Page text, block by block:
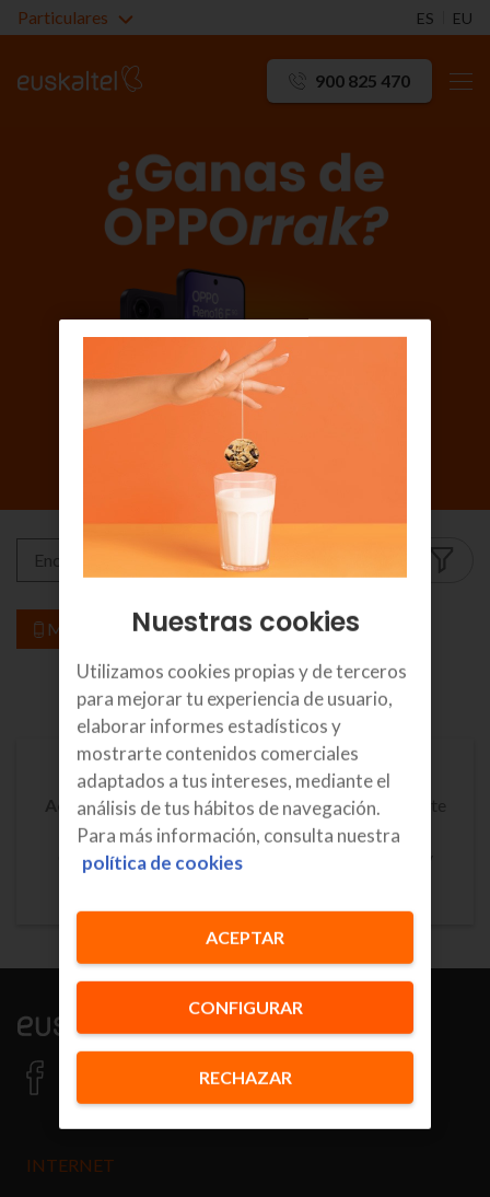
Particulares ES EU
900 825 470
Móvil TVs y otros
1 2
Información sobre objetos conectados (Data
Act.):Consultaaquí la información de cada fabricante
sobre los datos que generan sus Dispositivos
Conectados y cómo ejercer el derecho de acceso y
INTERNET
Nuestras cookies
Utilizamos cookies propias y de terceros
para mejorar tu experiencia de usuario,
elaborar informes estadísticos y
mostrarte contenidos comerciales
adaptados a tus intereses, mediante el
análisis de tus hábitos de navegación.
Para más información, consulta nuestra
política de cookies
CONFIGURAR
RECHAZAR
ACEPTAR